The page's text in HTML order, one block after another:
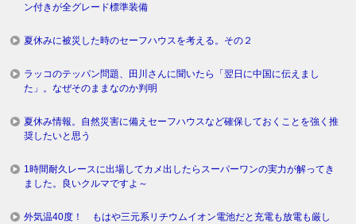
ン付きが全グレード標準装備
夏休みに被災した時のセーフハウスを考える。その２
ラッコのテッパン問題、田川さんに聞いたら「翌日に中国に伝えまし
た」。なぜそのままなのか判明
夏休み情報。自然災害に備えセーフハウスなど確保しておくことを強く推
奨したいと思う
1時間耐久レースに出場してカメ出したらスーパーワンの実力が解ってき
ました。良いクルマですよ～
外気温40度！ もはや三元系リチウムイオン電池だと充電も放電も厳し